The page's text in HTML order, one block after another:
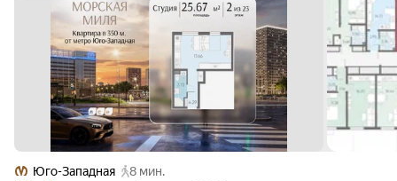
Юго-Западная
8 мин.